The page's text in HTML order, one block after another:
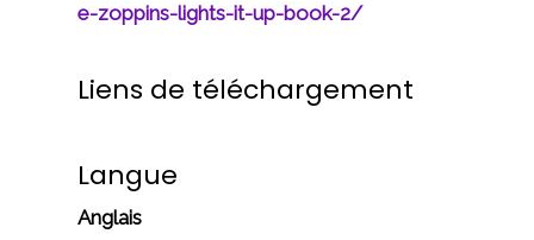
e-zoppins-lights-it-up-book-2/
Liens de téléchargement
Langue
Anglais